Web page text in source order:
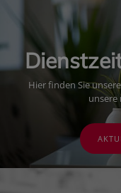
Hier finden Sie
unsere